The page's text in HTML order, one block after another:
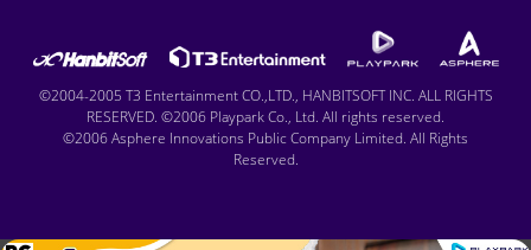
©2004-2005 T3 Entertainment CO.,LTD., HANBITSOFT INC. ALL RIGHTS
RESERVED. ©2006 Playpark Co., Ltd. All rights reserved.
©2006 Asphere Innovations Public Company Limited. All Rights
Reserved.